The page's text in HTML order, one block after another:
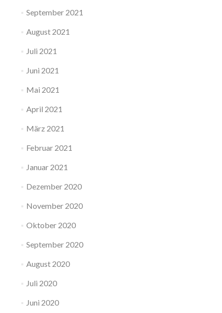
September 2021
August 2021
Juli 2021
Juni 2021
Mai 2021
April 2021
März 2021
Februar 2021
Januar 2021
Dezember 2020
November 2020
Oktober 2020
September 2020
August 2020
Juli 2020
Juni 2020